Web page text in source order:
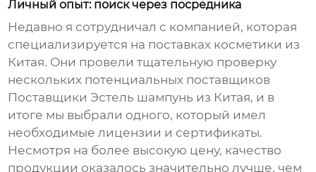
Личный опыт: поиск через посредника
Недавно я сотрудничал с компанией, которая
специализируется на поставках косметики из
Китая. Они провели тщательную проверку
нескольких потенциальных поставщиков
Поставщики Эстель шампунь из Китая, и в
итоге мы выбрали одного, который имел
необходимые лицензии и сертификаты.
Несмотря на более высокую цену, качество
продукции оказалось значительно лучше, чем